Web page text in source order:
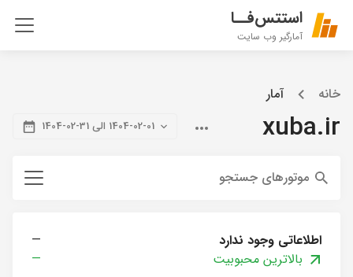
استتس‌فــا
آمارگیر وب سایت
خانه آمار
xuba.ir 1404-02-01 الی 31-02-1404
موتورهای جستجو
اطلاعاتی وجود ندارد
—
بالاترین محبوبیت
—